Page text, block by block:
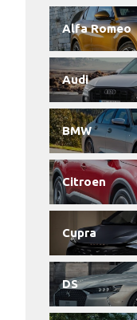
Alfa Romeo
Audi
BMW
Citroen
Cupra
DS